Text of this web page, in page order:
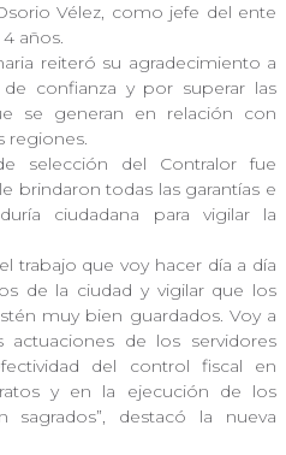
Vélez, como jefe del ente
años.
reiteró su agradecimiento a
confianza y por superar las
se generan en relación con
regiones.
selección del Contralor fue
brindaron todas las garantías e
ciudadana para vigilar la
trabajo que voy hacer día a día
de la ciudad y vigilar que los
muy bien guardados. Voy a
de los servidores
del control fiscal en
y en la ejecución de los
sagrados”, destacó la nueva